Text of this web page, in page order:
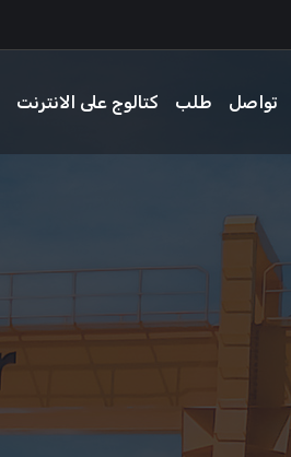
كتالوج على الانترنت طلب تواصل